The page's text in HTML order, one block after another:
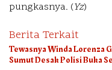
pungkasnya. (Yz)
Berita Terkait
Tewasnya Winda Lorenza
Sumut Desak Polisi Buka